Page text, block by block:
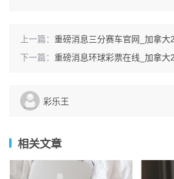
上一篇： 重磅消息三分赛车官网_加拿大
下一篇： 重磅消息环球彩票在线_加拿大
彩乐王
相关文章